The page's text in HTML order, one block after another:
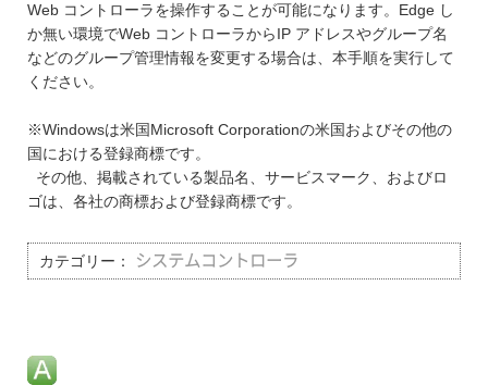
Web コントローラを操作することが可能になります。Edge し
か無い環境でWeb コントローラからIP アドレスやグループ名
などのグループ管理情報を変更する場合は、本手順を実行して
ください。
※Windowsは米国Microsoft Corporationの米国およびその他の
国における登録商標です。
その他、掲載されている製品名、サービスマーク、およびロ
ゴは、各社の商標および登録商標です。
カテゴリー： システムコントローラ